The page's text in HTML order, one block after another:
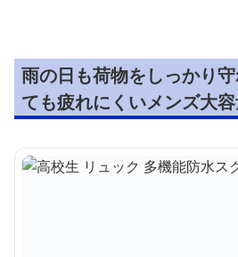
雨の日も荷物をしっかり
ても疲れにくいメンズ大